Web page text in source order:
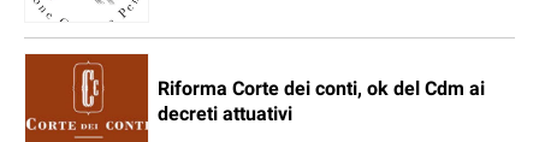
Riforma Corte dei conti, ok del Cdm ai
decreti attuativi